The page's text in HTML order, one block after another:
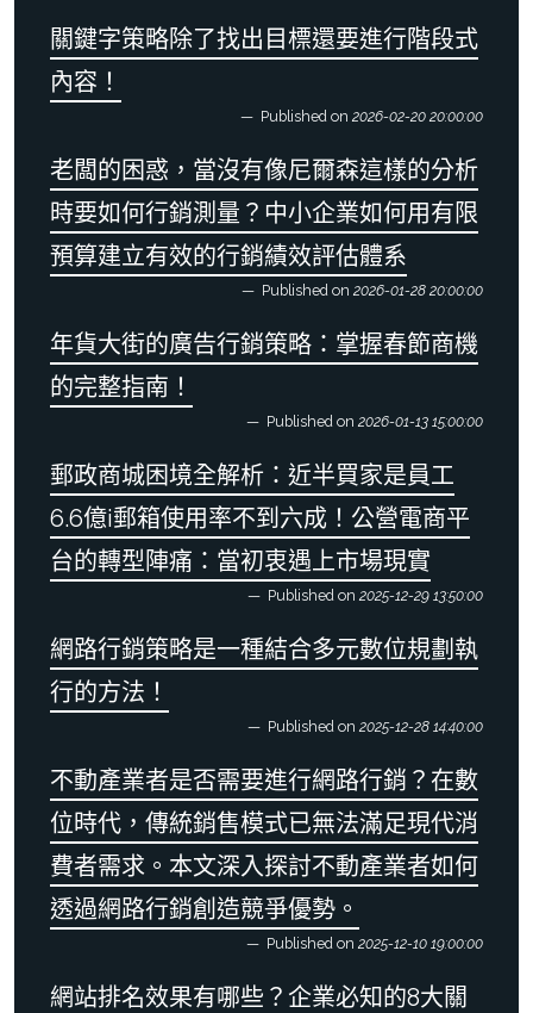
關鍵字策略除了找出目標還要進行階段式
內容！
Published on 2026-02-20 20:00:00
老闆的困惑，當沒有像尼爾森這樣的分析
時要如何行銷測量？中小企業如何用有限
預算建立有效的行銷績效評估體系
Published on 2026-01-28 20:00:00
年貨大街的廣告行銷策略：掌握春節商機
的完整指南！
Published on 2026-01-13 15:00:00
郵政商城困境全解析：近半買家是員工
6.6億i郵箱使用率不到六成！公營電商平
台的轉型陣痛：當初衷遇上市場現實
Published on 2025-12-29 13:50:00
網路行銷策略是一種結合多元數位規劃執
行的方法！
Published on 2025-12-28 14:40:00
不動產業者是否需要進行網路行銷？在數
位時代，傳統銷售模式已無法滿足現代消
費者需求。本文深入探討不動產業者如何
透過網路行銷創造競爭優勢。
Published on 2025-12-10 19:00:00
網站排名效果有哪些？企業必知的8大關